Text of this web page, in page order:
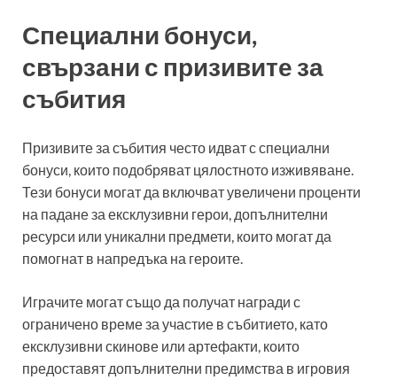
Специални бонуси,
свързани с призивите за
събития
Призивите за събития често идват с специални
бонуси, които подобряват цялостното изживяване.
Тези бонуси могат да включват увеличени проценти
на падане за ексклузивни герои, допълнителни
ресурси или уникални предмети, които могат да
помогнат в напредъка на героите.
Играчите могат също да получат награди с
ограничено време за участие в събитието, като
ексклузивни скинове или артефакти, които
предоставят допълнителни предимства в игровия